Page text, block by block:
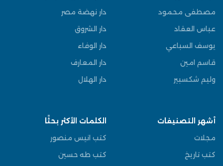
مصطفى محمود
عباس العقاد
يوسف السباعي
قاسم امين
وليم شكسبير
دار نهضة مصر
دار الشروق
دار الوفاء
دار المعارف
دار الهلال
أشهر التصنيفات
مجلات
كتب تاريخ
الكلمات الأكثر بحثًا
كتب انيس منصور
كتب طه حسين